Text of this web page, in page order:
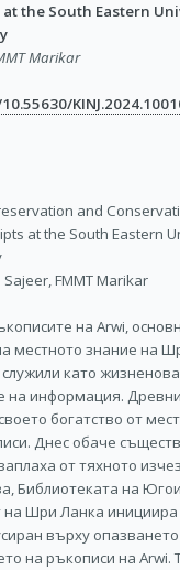
the South Eastern
Marikar
and
at the South Eastern
Sajeer, FMMT Marikar
на Arwi,
местното знание на
като
на информация.
богатство от
Днес обаче
от тяхното
Библиотеката на
на Шри Ланка инициира
върху
на ръкописи на Arwi.